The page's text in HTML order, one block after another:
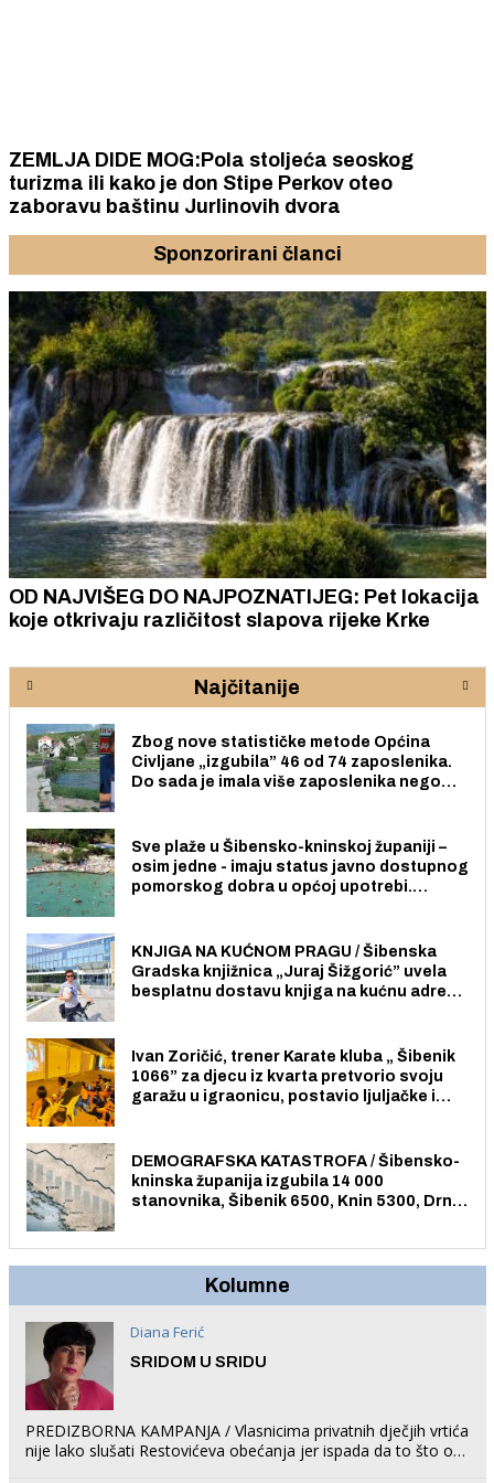
ZEMLJA DIDE MOG:Pola stoljeća seoskog
turizma ili kako je don Stipe Perkov oteo
zaboravu baštinu Jurlinovih dvora
Sponzorirani članci
OD NAJVIŠEG DO NAJPOZNATIJEG: Pet lokacija
koje otkrivaju različitost slapova rijeke Krke
Najčitanije
Zbog nove statističke metode Općina
Civljane „izgubila” 46 od 74 zaposlenika.
Do sada je imala više zaposlenika nego
Sve plaže u Šibensko-kninskoj županiji –
osim jedne - imaju status javno dostupnog
pomorskog dobra u općoj upotrebi.
KNJIGA NA KUĆNOM PRAGU / Šibenska
Gradska knjižnica „Juraj Šižgorić” uvela
besplatnu dostavu knjiga na kućnu adresu
Ivan Zoričić, trener Karate kluba „ Šibenik
1066” za djecu iz kvarta pretvorio svoju
garažu u igraonicu, postavio ljuljačke i
DEMOGRAFSKA KATASTROFA / Šibensko-
kninska županija izgubila 14 000
stanovnika, Šibenik 6500, Knin 5300, Drniš
Kolumne
Diana Ferić
SRIDOM U SRIDU
PREDIZBORNA KAMPANJA / Vlasnicima privatnih dječjih vrtića
nije lako slušati Restovićeva obećanja jer ispada da to što oni